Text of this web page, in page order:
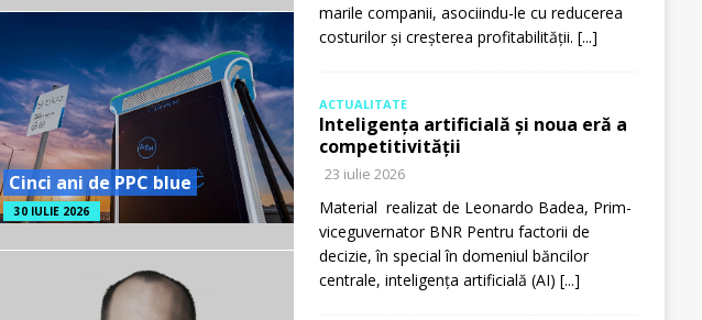
Cinci ani de PPC blue
30 IULIE 2026
marile companii, asociindu-le cu reducerea
costurilor și creșterea profitabilității. [...]
ACTUALITATE
Inteligența artificială și noua eră a
competitivității
23 iulie 2026
Material realizat de Leonardo Badea, Prim-
viceguvernator BNR Pentru factorii de
decizie, în special în domeniul băncilor
centrale, inteligența artificială (AI) [...]